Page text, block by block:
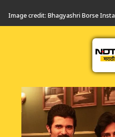
Image credit: Bhagyashri Borse Insta